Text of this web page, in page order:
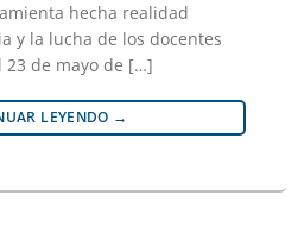
hecha realidad
y la lucha de los docentes
23 de mayo de […]
LEYENDO →